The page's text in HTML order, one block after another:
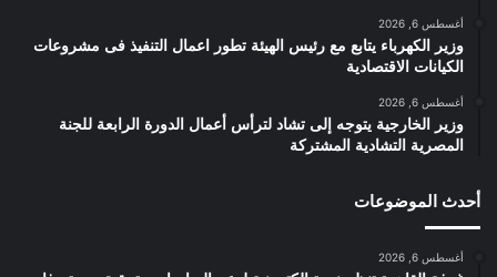
أغسطس 6, 2026
وزير الكهرباء يتابع مع رئيس الهيئة تطور اعمال التنفيذ فى مشروعات
الكيانات الاقتصادية
أغسطس 6, 2026
وزير الخارجية يتوجه إلى تشاد لترأس أعمال الدورة الرابعة للجنة
المصرية التشادية المشتركة
أحدث الموضوعات
أغسطس 6, 2026